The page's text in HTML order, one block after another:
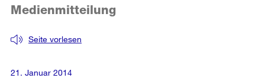
Seite vorlesen
Medienmitteilung
21. Januar 2014